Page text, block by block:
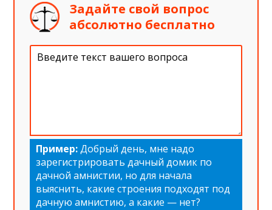
Задайте свой вопрос
абсолютно бесплатно
Пример:Добрый день, мне надо
зарегистрировать дачный домик по
дачной амнистии, но для начала
выяснить, какие строения подходят под
дачную амнистию, а какие — нет?